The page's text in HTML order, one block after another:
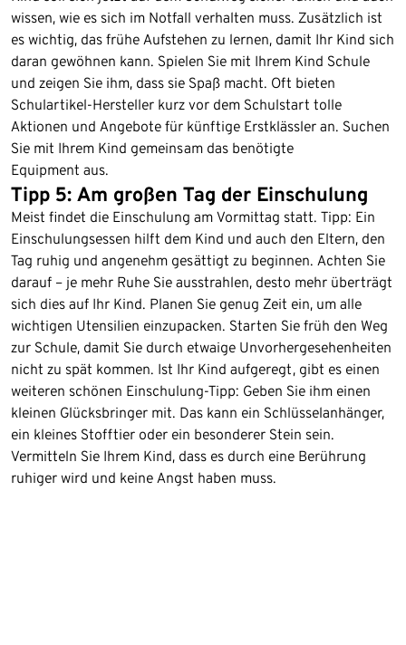
wissen, wie es sich im Notfall verhalten muss. Zusätzlich ist
es wichtig, das frühe Aufstehen zu lernen, damit Ihr Kind sich
daran gewöhnen kann. Spielen Sie mit Ihrem Kind Schule
und zeigen Sie ihm, dass sie Spaß macht. Oft bieten
Schulartikel-Hersteller kurz vor dem Schulstart tolle
Aktionen und Angebote für künftige Erstklässler an. Suchen
Sie mit Ihrem Kind gemeinsam das benötigte
Equipment aus.
Tipp 5: Am großen Tag der Einschulung
Meist findet die Einschulung am Vormittag statt. Tipp: Ein
Einschulungsessen hilft dem Kind und auch den Eltern, den
Tag ruhig und angenehm gesättigt zu beginnen. Achten Sie
darauf – je mehr Ruhe Sie ausstrahlen, desto mehr überträgt
sich dies auf Ihr Kind. Planen Sie genug Zeit ein, um alle
wichtigen Utensilien einzupacken. Starten Sie früh den Weg
zur Schule, damit Sie durch etwaige Unvorhergesehenheiten
nicht zu spät kommen. Ist Ihr Kind aufgeregt, gibt es einen
weiteren schönen Einschulung-Tipp: Geben Sie ihm einen
kleinen Glücksbringer mit. Das kann ein Schlüsselanhänger,
ein kleines Stofftier oder ein besonderer Stein sein.
Vermitteln Sie Ihrem Kind, dass es durch eine Berührung
ruhiger wird und keine Angst haben muss.